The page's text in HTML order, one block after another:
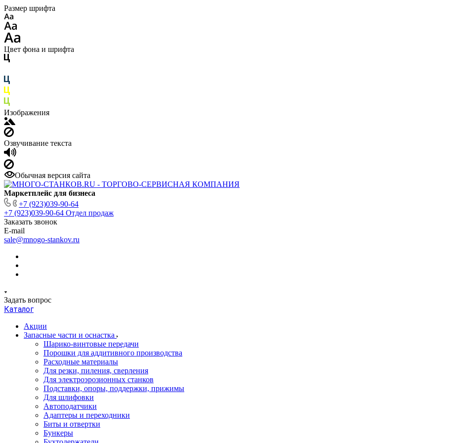
Размер шрифта
Цвет фона и шрифта
Изображения
Озвучивание текста
Обычная версия сайта
Маркетплейс для бизнеса
+7 (923)039-90-64
+7 (923)039-90-64 Отдел продаж
Заказать звонок
E-mail
sale@mnogo-stankov.ru
Задать вопрос
Каталог
Акции
Запасные части и оснастка
Шарико-винтовые передачи
Порошки для аддитивного производства
Расходные материалы
Для резки, пиления, сверления
Для электроэрозионных станков
Подставки, опоры, поддержки, прижимы
Для шлифовки
Автоподатчики
Адаптеры и переходники
Биты и отвертки
Бункеры